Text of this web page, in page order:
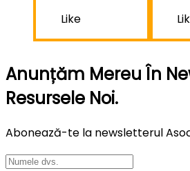
Like
Anunțăm Mereu În
Resursele Noi.
Abonează-te la newsletterul